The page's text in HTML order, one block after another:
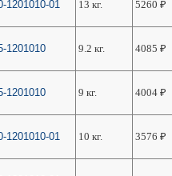
1201010-01 13 кг. 5260 ₽
1201010 9.2 кг. 4085 ₽
1201010 9 кг. 4004 ₽
1201010-01 10 кг. 3576 ₽